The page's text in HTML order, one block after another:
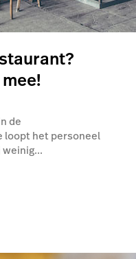
de
loopt het personeel